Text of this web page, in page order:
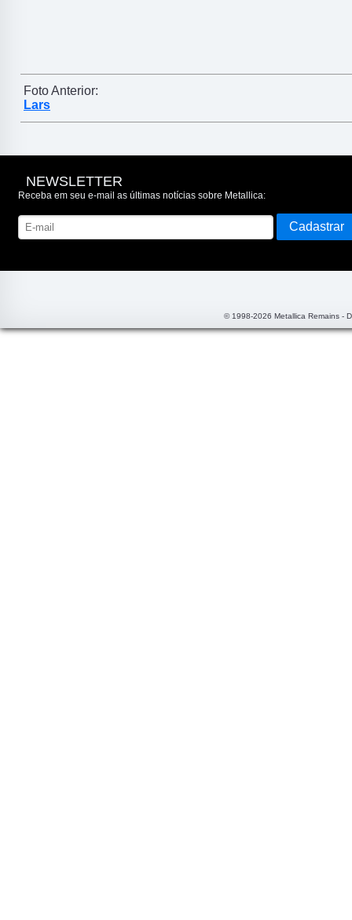
Foto Anterior:
Lars
NEWSLETTER
Receba em seu e-mail as últimas notícias sobre Metallica:
© 1998-2026 Metallica Remains -